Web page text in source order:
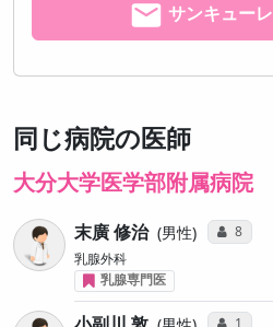
サンキュー
同じ病院の医師
大分大学医学部附属病院
末廣 修治 男性 コミュ
8
乳腺外科
乳腺専門医
コミュ
1